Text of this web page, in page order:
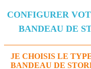
CONFIGURER
BANDEAU DE
JE CHOISIS LE
BANDEAU DE